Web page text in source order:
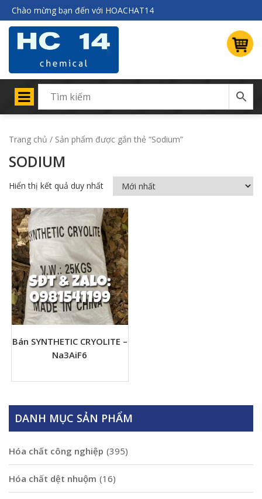
Chào mừng bạn đến với HOACHAT14
Trang chủ / Sản phẩm được gắn thẻ “Sodium”
SODIUM
Hiển thị kết quả duy nhất
Bán SYNTHETIC CRYOLITE –
Na3AiF6
DANH MỤC SẢN PHẨM
Hóa chất công nghiệp (395)
Hóa chất dệt nhuộm (16)